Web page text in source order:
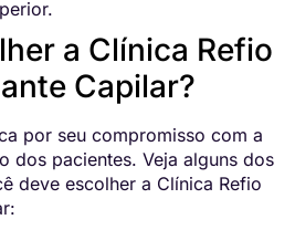
a Clínica Refio
Capilar?
por seu compromisso com a
dos pacientes. Veja alguns dos
deve escolher a Clínica Refio